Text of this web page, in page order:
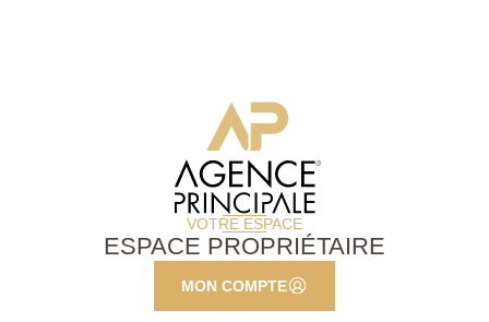
VOTRE ESPACE
ESPACE PROPRIÉTAIRE
MON COMPTE